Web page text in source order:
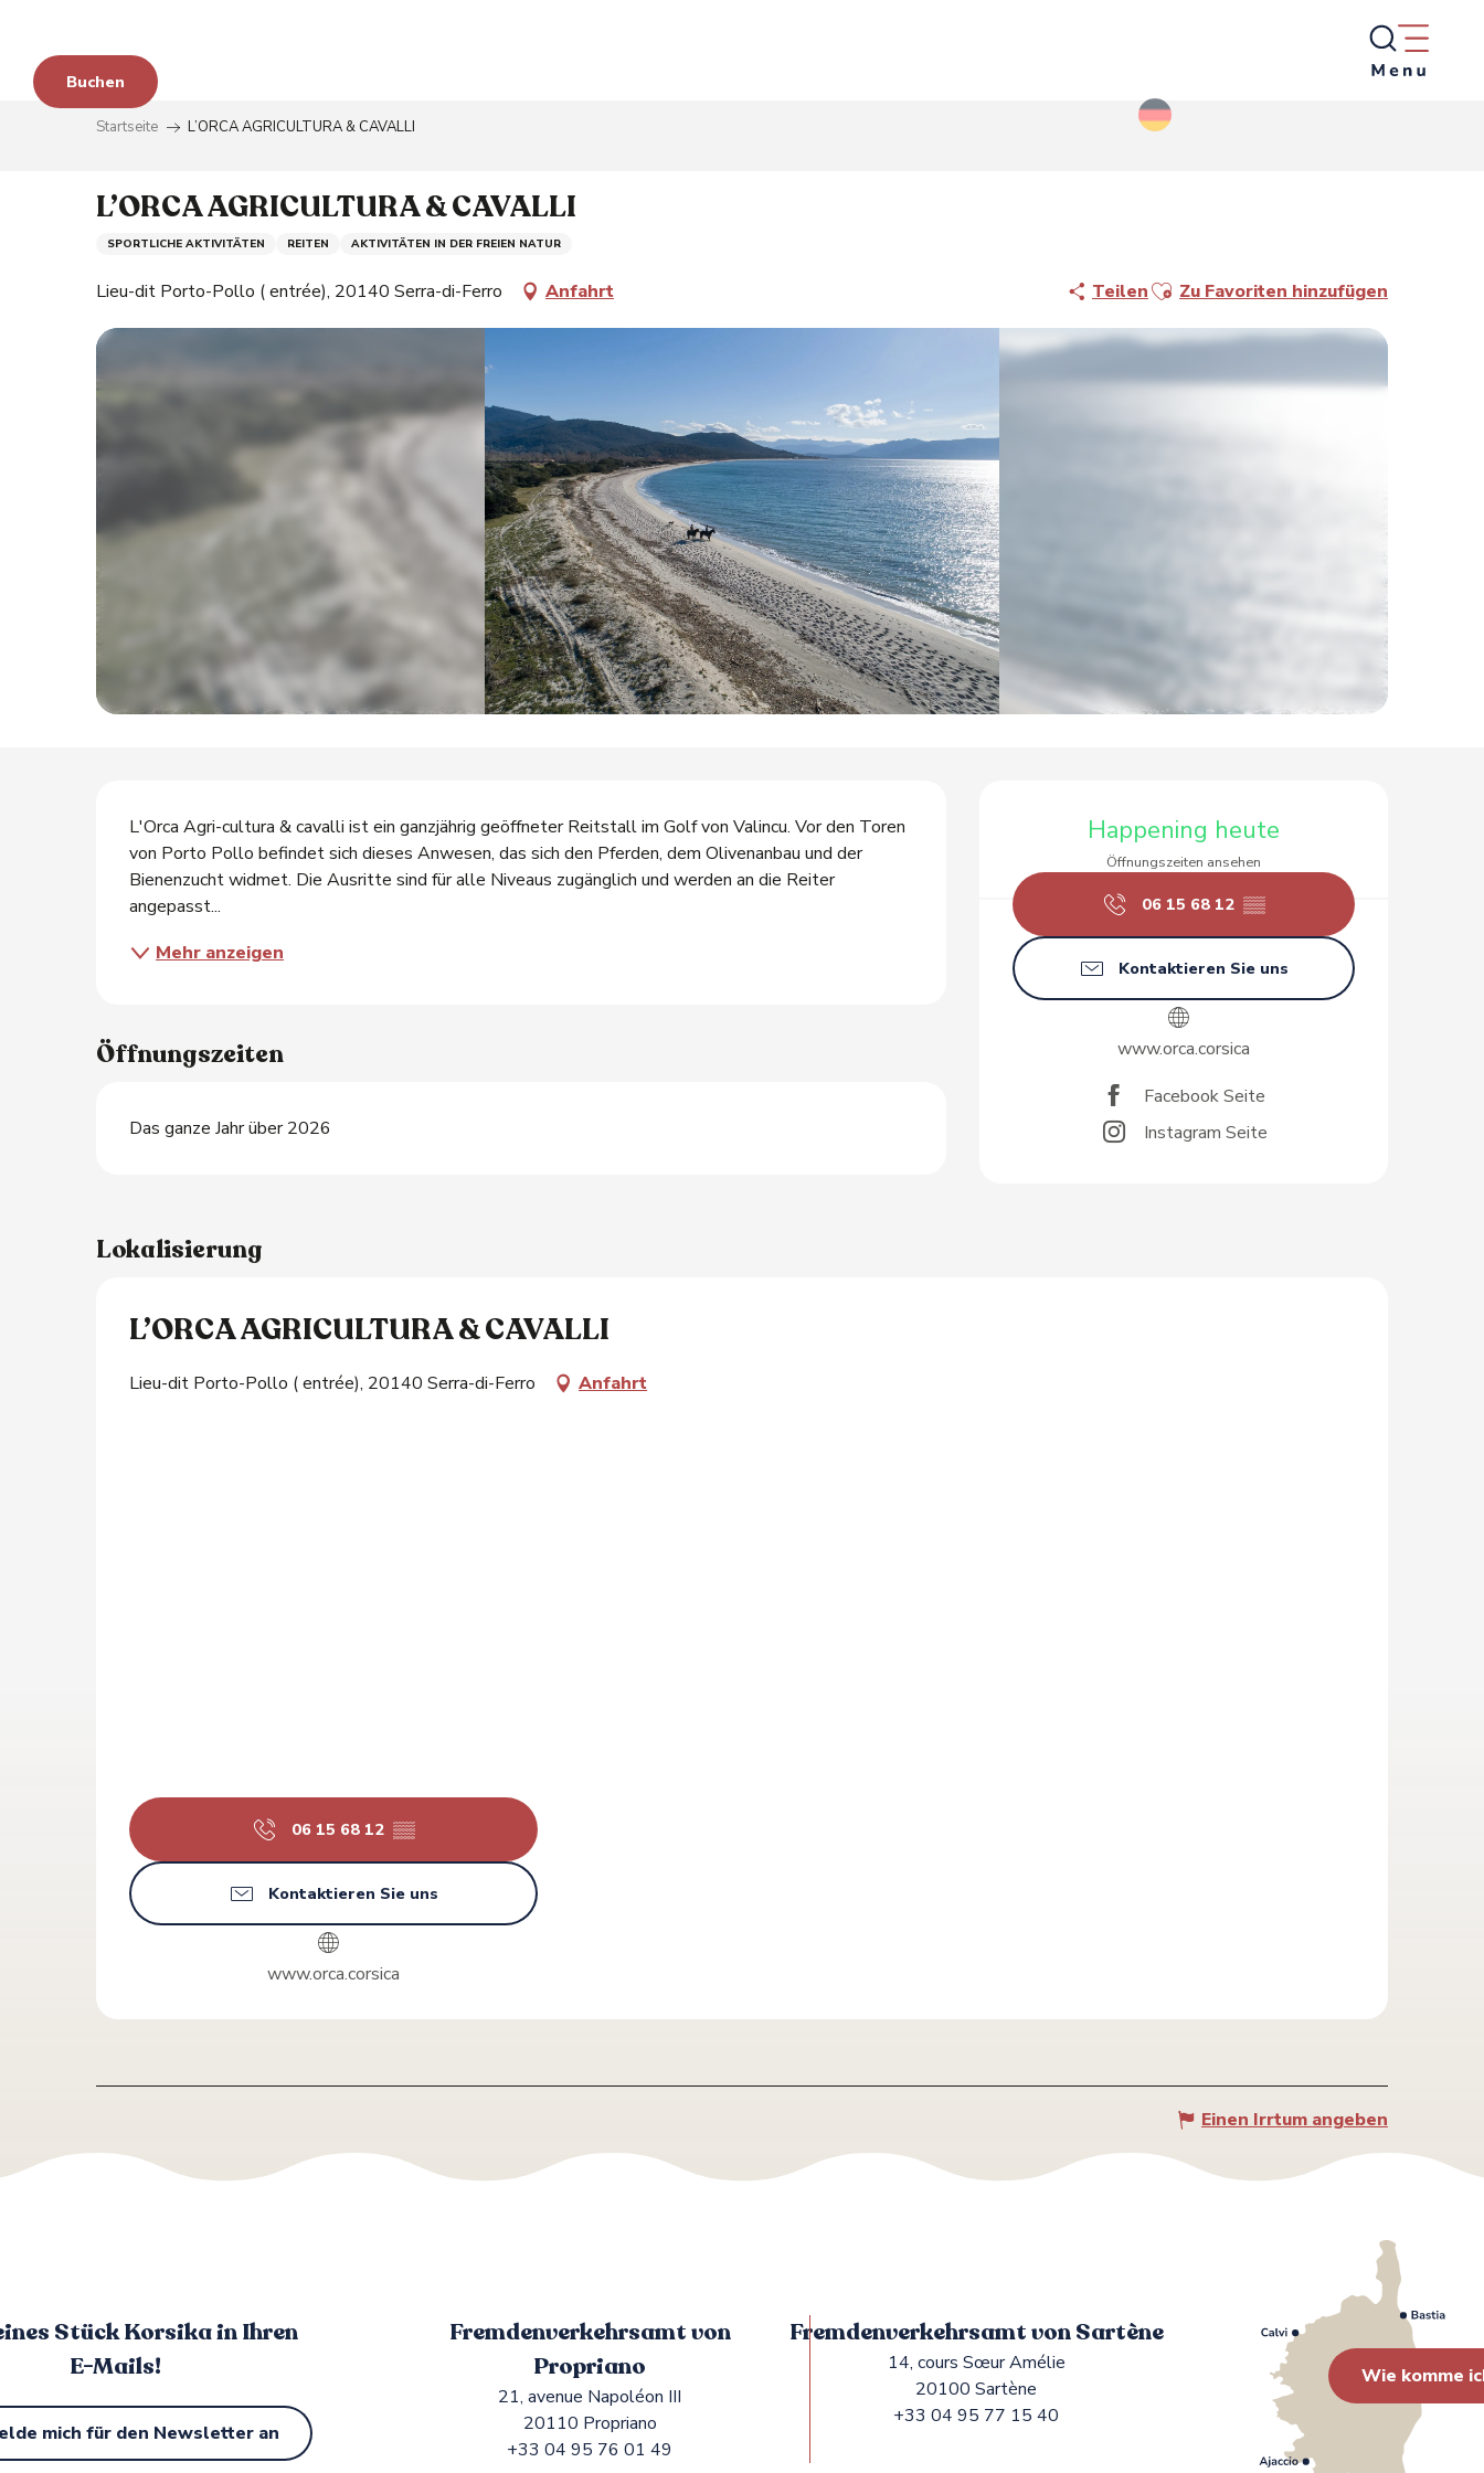
contenu
principal
Buchen
Startseite L’ORCA AGRICULTURA & CAVALLI
L’ORCA AGRICULTURA & CAVALLI
SPORTLICHE AKTIVITÄTEN REITEN AKTIVITÄTEN IN DER FREIEN NATUR
Lieu-dit Porto-Pollo ( entrée), 20140 Serra-di-Ferro Anfahrt TeilenAjouter aux favoris
Zu Favoriten hinzufügen
Öffnungszeiten &
Happening heute
Öffnungszeiten ansehen
06 15 68 12 ▒▒
Kontaktieren Sie uns
www.orca.corsica
Facebook Seite
Instagram Seite
Beschreibung
L'Orca Agri-cultura & cavalli ist ein ganzjährig geöffneter Reitstall im Golf von Valincu. Vor den Toren
von Porto Pollo befindet sich dieses Anwesen, das sich den Pferden, dem Olivenanbau und der
Bienenzucht widmet. Die Ausritte sind für alle Niveaus zugänglich und werden an die Reiter
angepasst...
Mehr anzeigen
Öffnungszeiten
Das ganze Jahr über 2026
Lokalisierung
L’ORCA AGRICULTURA & CAVALLI
Lieu-dit Porto-Pollo ( entrée), 20140 Serra-di-Ferro Anfahrt
06 15 68 12 ▒▒
Kontaktieren Sie uns
www.orca.corsica
Einen Irrtum angeben
Stück Korsika in Ihren
E-Mails!
mich für den Newsletter an
Fremdenverkehrsamt von
Propriano
21, avenue Napoléon III
20110 Propriano
+33 04 95 76 01 49
Fremdenverkehrsamt von Sartène
14, cours Sœur Amélie
20100 Sartène
+33 04 95 77 15 40
Wie komme